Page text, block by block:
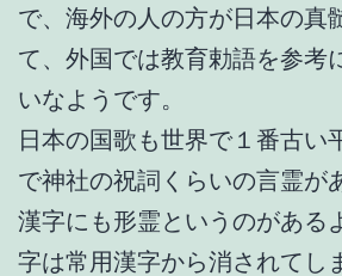
で、海外の人の方が日本の真
て、外国では教育勅語を参考
いなようです。
日本の国歌も世界で１番古い
で神社の祝詞くらいの言霊が
漢字にも形霊というのがある
字は常用漢字から消されてし